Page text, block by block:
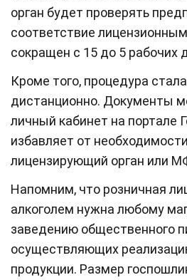
орган будет проверять
соответствие
сокращен с 15 до 5 рабочих
Кроме того, процедура
дистанционно. Документы
личный кабинет на портале
избавляет от
лицензирующий орган или
Напомним, что розничная
алкоголем нужна любому
заведению общественного
осуществляющих
продукции. Размер